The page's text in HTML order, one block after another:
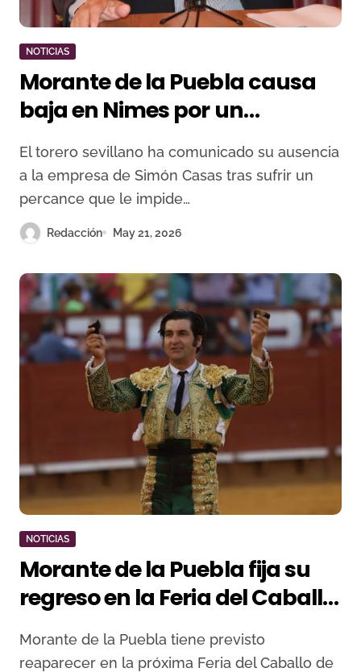
NOTICIAS
Morante de la Puebla causa
baja en Nimes por un
traumatismo torácico y no
podrá actuar este sábado
El torero sevillano ha comunicado su ausencia
a la empresa de Simón Casas tras sufrir un
percance que le impide…
Redacción May 21, 2026
NOTICIAS
Morante de la Puebla fija su
regreso en la Feria del Caballo
de Jerez tras su baja en
Valladolid
Morante de la Puebla tiene previsto
reaparecer en la próxima Feria del Caballo de